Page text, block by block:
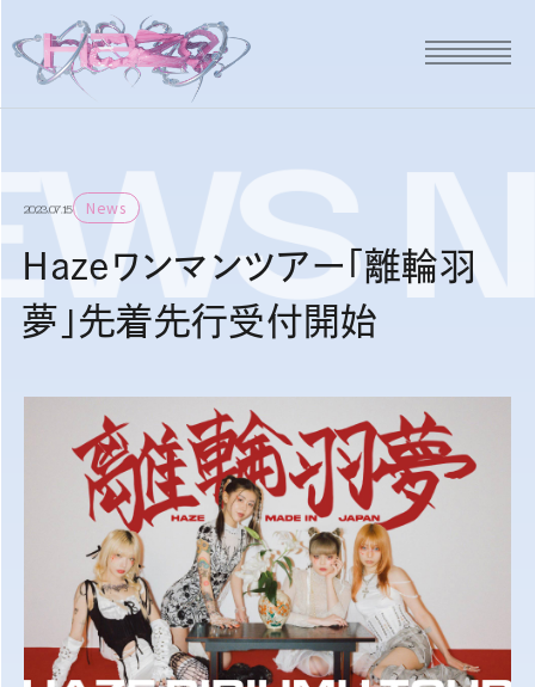
2023.07.15 News
Hazeワンマンツアー「離輪羽
夢」先着先行受付開始